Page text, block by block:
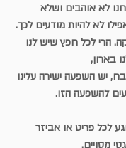
לא אוהבים ושלא
לא להיות מודעים לכך.
הרי לכל חפץ שיש לנו
בארון,
יש השפעה ישירה עלינו
להשפעה הזו.
לכל פריט או אביזר
מסויים.